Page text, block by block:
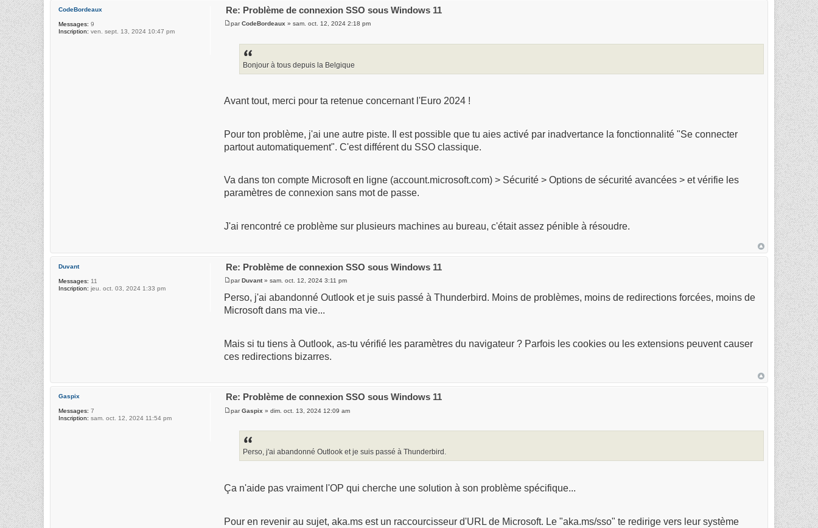
Re: Problème de connexion SSO sous Windows 11
parCodeBordeaux » sam. oct. 12, 2024 2:18 pm
Bonjour à tous depuis la Belgique
Avant tout, merci pour ta retenue concernant l'Euro 2024 !
Pour ton problème, j'ai une autre piste. Il est possible que tu aies activé par inadvertance la fonctionnalité "Se connecter
partout automatiquement". C'est différent du SSO classique.
Va dans ton compte Microsoft en ligne (account.microsoft.com) > Sécurité > Options de sécurité avancées > et vérifie les
paramètres de connexion sans mot de passe.
J'ai rencontré ce problème sur plusieurs machines au bureau, c'était assez pénible à résoudre.
CodeBordeaux
Messages: 9
Inscription: ven. sept. 13, 2024 10:47 pm
Re: Problème de connexion SSO sous Windows 11
parDuvant» sam. oct. 12, 2024 3:11 pm
Perso, j'ai abandonné Outlook et je suis passé à Thunderbird. Moins de problèmes, moins de redirections forcées, moins de
Microsoft dans ma vie...
Mais si tu tiens à Outlook, as-tu vérifié les paramètres du navigateur ? Parfois les cookies ou les extensions peuvent causer
ces redirections bizarres.
Duvant
Messages: 11
Inscription: jeu. oct. 03, 2024 1:33 pm
Re: Problème de connexion SSO sous Windows 11
parGaspix » dim. oct. 13, 2024 12:09 am
Perso, j'ai abandonné Outlook et je suis passé à Thunderbird.
Ça n'aide pas vraiment l'OP qui cherche une solution à son problème spécifique...
Pour en revenir au sujet, aka.ms est un raccourcisseur d'URL de Microsoft. Le "aka.ms/sso" te redirige vers leur système
Gaspix
Messages: 7
Inscription: sam. oct. 12, 2024 11:54 pm